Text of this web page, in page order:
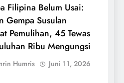
Filipina Belum Usai:
Gempa Susulan
Pemulihan, 45 Tewas
Ribu Mengungsi
Humris Juni 11, 2026